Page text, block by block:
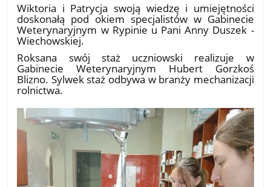
Wiktoria i Patrycja swoją wiedzę i umiejętności
doskonałą pod okiem specjalistów w Gabinecie
Weterynaryjnym w Rypinie u Pani Anny Duszek -
Wiechowskiej.
Roksana swój staż uczniowski realizuje w
Gabinecie Weterynaryjnym Hubert Gorzkoś
Blizno. Sylwek staż odbywa w branży mechanizacji
rolnictwa.